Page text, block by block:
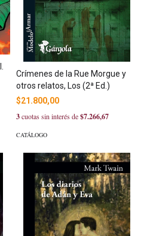
Crímenes de la Rue Morgue y
otros relatos, Los (2ª Ed.)
$21.800,00
3cuotas sin interés de$7.266,67
CATÁLOGO